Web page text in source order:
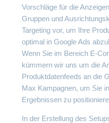
Vorschläge für die
Gruppen und
Targeting vor, um Ihre
optimal in Google Ads
Wenn Sie im Bereich E-
kümmern wir uns um die
Produktdatenfeeds an die
Max Kampagnen, um Sie
Ergebnissen zu
In der Erstellung des